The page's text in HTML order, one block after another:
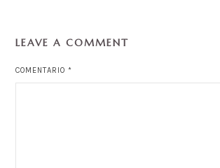
LEAVE A COMMENT
COMENTARIO*